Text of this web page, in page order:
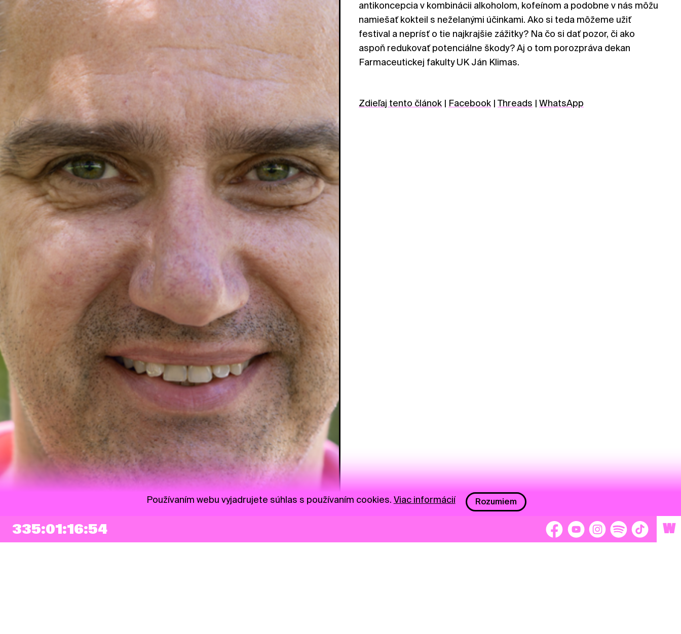
antikoncepcia v kombinácii alkoholom, kofeínom a podobne v nás môžu
namiešať kokteil s neželanými účinkami. Ako si teda môžeme užiť
festival a neprísť o tie najkrajšie zážitky? Na čo si dať pozor, či ako
aspoň redukovať potenciálne škody? Aj o tom porozpráva dekan
Farmaceutickej fakulty UK Ján Klimas.
Zdieľaj tento článok | Facebook | Threads | WhatsApp
335:01:16:53 W
Používaním webu vyjadrujete súhlas s používaním cookies. Viac informácií Rozumiem